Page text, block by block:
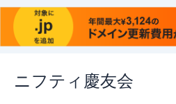
ニフティ慶友会